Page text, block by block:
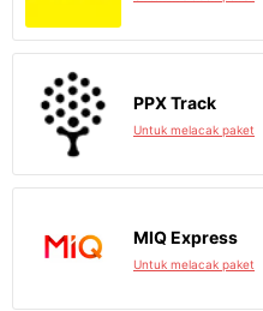
PPX Track
Untuk melacak paket
MIQ Express
Untuk melacak paket